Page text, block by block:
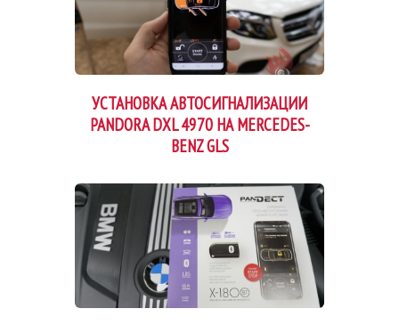
УСТАНОВКА АВТОСИГНАЛИЗАЦИИ
PANDORA DXL 4970 НА MERCEDES-
BENZ GLS